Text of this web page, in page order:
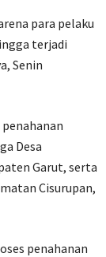
para pelaku
terjadi
Senin
Desa
Garut, serta
Cisurupan,
penahanan